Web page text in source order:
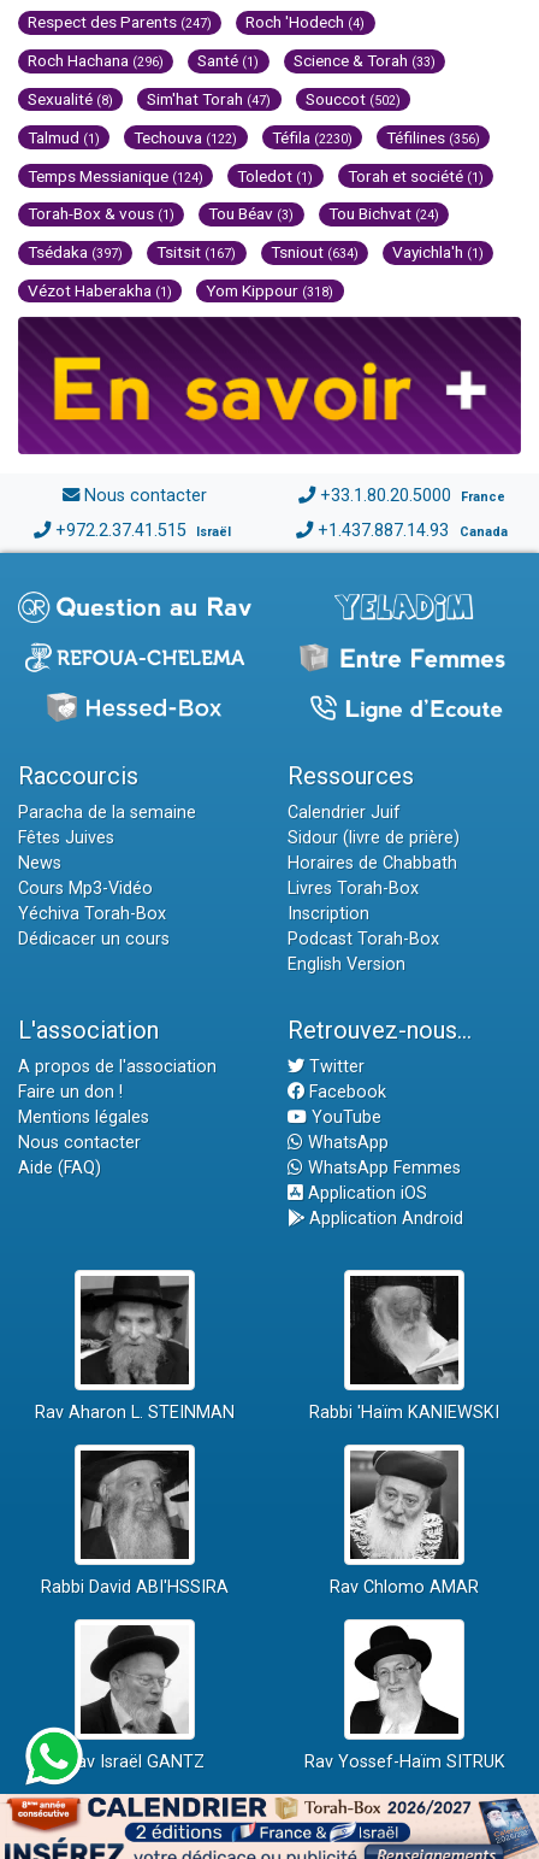
Respect des Parents (247) Roch 'Hodech (4)
Roch Hachana (296) Santé (1) Science & Torah (33)
Sexualité (8) Sim'hat Torah (47) Souccot (502)
Talmud (1) Techouva (122) Téfila (2230) Téfilines (356)
Temps Messianique (124) Toledot (1) Torah et société (1)
Torah-Box & vous (1) Tou Béav (3) Tou Bichvat (24)
Tsédaka (397) Tsitsit (167) Tsniout (634) Vayichla'h (1)
Vézot Haberakha (1) Yom Kippour (318)
Nous contacter +33.1.80.20.5000 France
+972.2.37.41.515 Israël +1.437.887.14.93 Canada
Raccourcis
Paracha de la semaine
Fêtes Juives
News
Cours Mp3-Vidéo
Yéchiva Torah-Box
Dédicacer un cours
Ressources
Calendrier Juif
Sidour (livre de prière)
Horaires de Chabbath
Livres Torah-Box
Inscription
Podcast Torah-Box
English Version
L'association
A propos de l'association
Faire un don !
Mentions légales
Nous contacter
Aide (FAQ)
Retrouvez-nous...
Twitter
Facebook
YouTube
WhatsApp
WhatsApp Femmes
Application iOS
Application Android
Rav Aharon L. STEINMAN Rabbi 'Haïm KANIEWSKI
Rabbi David ABI'HSSIRA Rav Chlomo AMAR
Rav Israël GANTZ Rav Yossef-Haïm SITRUK